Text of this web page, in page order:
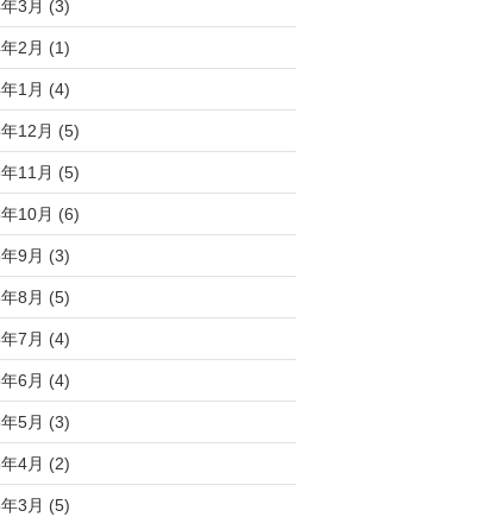
3月 (3)
2月 (1)
1月 (4)
12月 (5)
11月 (5)
10月 (6)
9月 (3)
8月 (5)
7月 (4)
6月 (4)
5月 (3)
4月 (2)
3月 (5)